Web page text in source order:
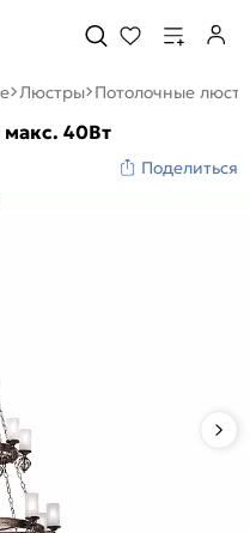
Люстры Потолочные
макс. 40Вт
Поделиться